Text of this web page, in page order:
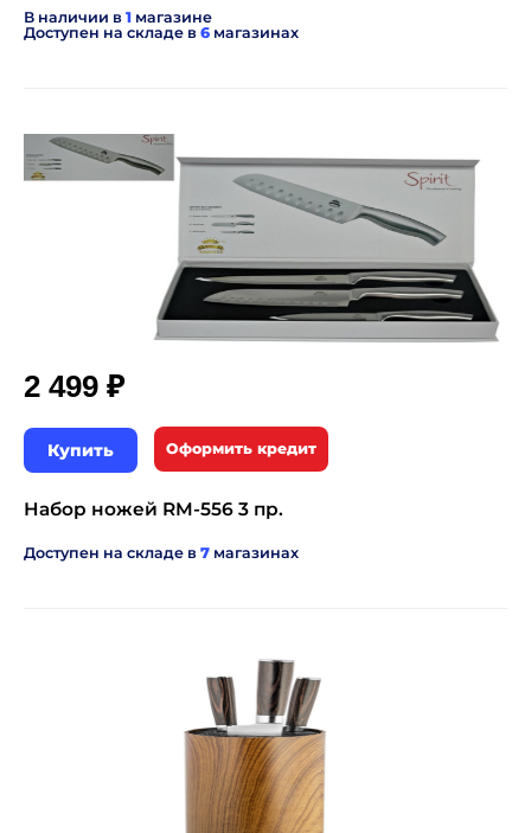
В наличии в 1 магазине
Доступен на складе в 6 магазинах
2 499 ₽
Купить Оформить кредит
Набор ножей RM-556 3 пр.
Доступен на складе в 7 магазинах